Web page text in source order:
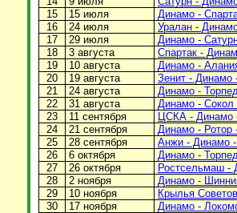
15
15 июля
Динамо -
16
24 июля
Уралан -
17
29 июля
Динамо -
18
3 августа
Спартак -
19
10 августа
Динамо -
20
19 августа
Зенит - Динамо
21
24 августа
Динамо -
22
31 августа
Динамо - Сокол
23
11 сентября
ЦСКА - Динамо
24
21 сентября
Динамо - Ротор
25
28 сентября
Анжи - Динамо
26
6 октября
Динамо -
27
26 октября
Ростсельмаш -
28
2 ноября
Динамо -
29
10 ноября
Крылья
30
17 ноября Динамо -